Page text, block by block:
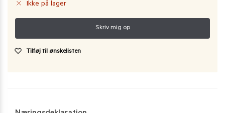
Ikke på lager
Tilføj til ønskelisten